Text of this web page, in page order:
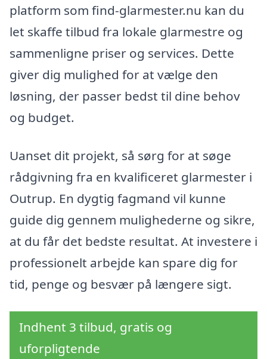
platform som find-glarmester.nu kan du
let skaffe tilbud fra lokale glarmestre og
sammenligne priser og services. Dette
giver dig mulighed for at vælge den
løsning, der passer bedst til dine behov
og budget.
Uanset dit projekt, så sørg for at søge
rådgivning fra en kvalificeret glarmester i
Outrup. En dygtig fagmand vil kunne
guide dig gennem mulighederne og sikre,
at du får det bedste resultat. At investere i
professionelt arbejde kan spare dig for
tid, penge og besvær på længere sigt.
Indhent 3 tilbud, gratis og
uforpligtende